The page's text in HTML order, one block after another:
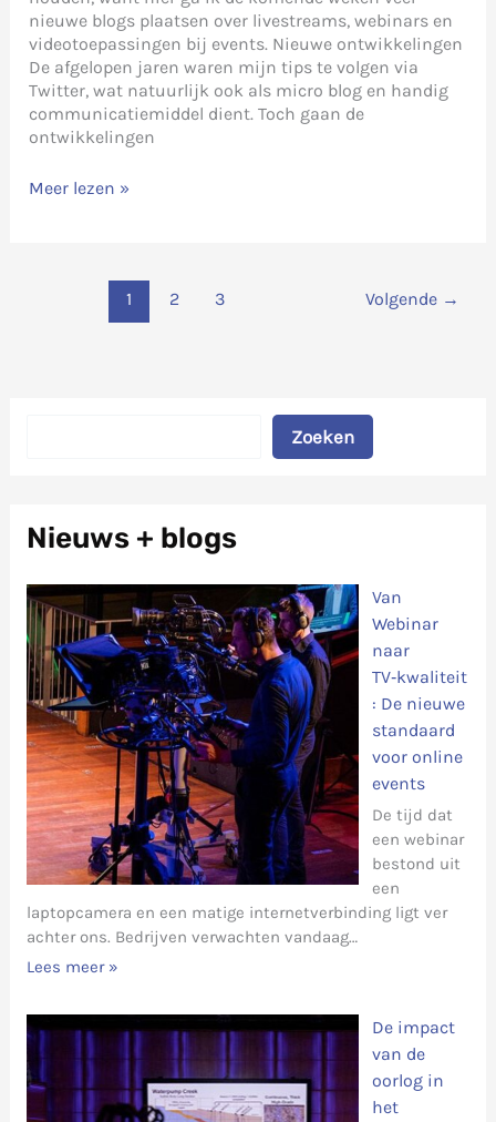
nieuwe blogs plaatsen over livestreams, webinars en
videotoepassingen bij events. Nieuwe ontwikkelingen
De afgelopen jaren waren mijn tips te volgen via
Twitter, wat natuurlijk ook als micro blog en handig
communicatiemiddel dient. Toch gaan de
ontwikkelingen
Nieuwe
Meer lezen »
1 2 3 Volgende →
Zoeken
Nieuws + blogs
Van
Webinar
naar
TV‑kwaliteit
: De nieuwe
standaard
voor online
events
De tijd dat
een webinar
bestond uit
een
laptopcamera en een matige internetverbinding ligt ver
achter ons. Bedrijven verwachten vandaag…
Lees meer »
De impact
van de
oorlog in
het